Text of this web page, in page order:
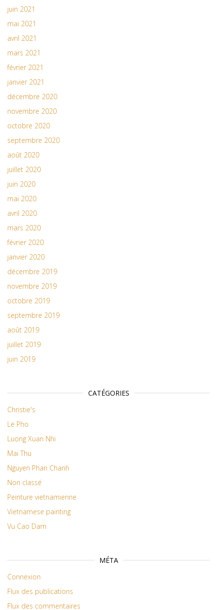
juin 2021
mai 2021
avril 2021
mars 2021
février 2021
janvier 2021
décembre 2020
novembre 2020
octobre 2020
septembre 2020
août 2020
juillet 2020
juin 2020
mai 2020
avril 2020
mars 2020
février 2020
janvier 2020
décembre 2019
novembre 2019
octobre 2019
septembre 2019
août 2019
juillet 2019
juin 2019
CATÉGORIES
Christie's
Le Pho
Luong Xuan Nhi
Mai Thu
Nguyen Phan Chanh
Non classé
Peinture vietnamienne
Vietnamese painting
Vu Cao Dam
MÉTA
Connexion
Flux des publications
Flux des commentaires